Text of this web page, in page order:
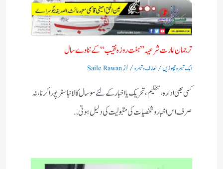
ترجمان امارت شرعیہ ” ہفت روزہ نقیب “کے نناوے سال
ایک تبصرہ چھوڑیں/تعارف و تبصرہ/ ازSaile Rawan
کسی بھی ادارہ ،تنظیم ،تحریک یا اخبار کے لئے سوسال کا لانبا سفر پورا کرنا ،نہ
صرف اس اخبار وشخصیات کی مقبولیت کی دلیل ہوتی…